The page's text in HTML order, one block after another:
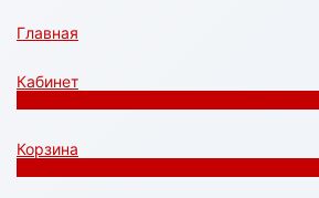
Главная
Кабинет
Корзина